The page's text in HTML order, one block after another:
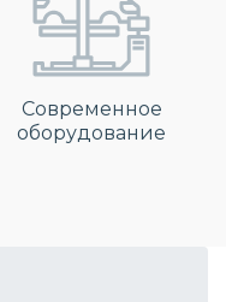
Современное
оборудование